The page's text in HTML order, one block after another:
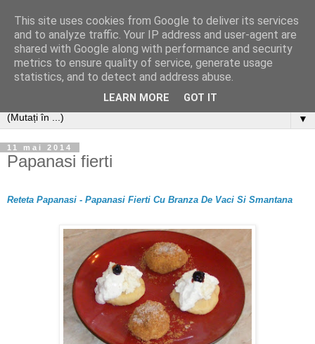
▼
11 mai 2014
Papanasi fierti
Reteta Papanasi - Papanasi Fierti Cu Branza De Vaci Si Smantana
This site uses cookies from Google to deliver its services
and to analyze traffic. Your IP address and user-agent are
shared with Google along with performance and security
metrics to ensure quality of service, generate usage
statistics, and to detect and address abuse.
LEARN MORE GOT IT